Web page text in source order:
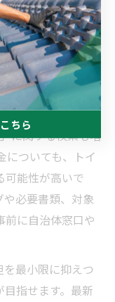
用負担を大幅に軽
改修費支給制度
の補助が受けられ
、和式から洋式
に関する検索も増
についても、トイ
可能性が高いで
必要書類、対象
に自治体窓口や
最小限に抑えつ
指せます。最新
ちら
ちら